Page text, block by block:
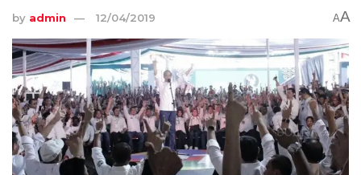
by admin 12/04/2019 AA